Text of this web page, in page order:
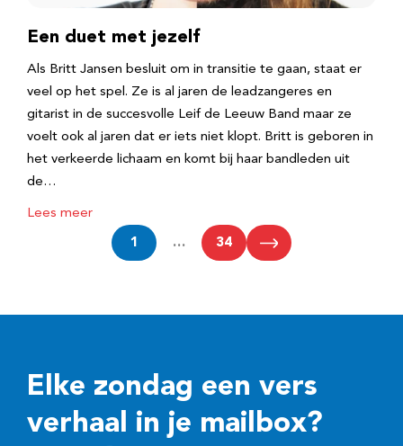
Een duet met jezelf
Als Britt Jansen besluit om in transitie te gaan, staat er
veel op het spel. Ze is al jaren de leadzangeres en
gitarist in de succesvolle Leif de Leeuw Band maar ze
voelt ook al jaren dat er iets niet klopt. Britt is geboren in
het verkeerde lichaam en komt bij haar bandleden uit
de…
Lees meer
1 … 34
Elke zondag een vers
verhaal in je mailbox?